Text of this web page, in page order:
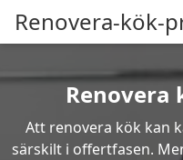
Renovera-kök-
Renovera
Att renovera kök kan
särskilt i offertfasen.